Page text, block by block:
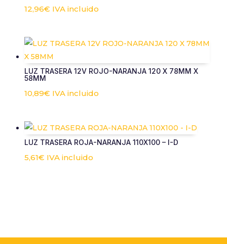
12,96€ IVA incluido
LUZ TRASERA 12V ROJO-NARANJA 120 X 78MM X
58MM
10,89€ IVA incluido
LUZ TRASERA ROJA-NARANJA 110X100 – I-D
5,61€ IVA incluido